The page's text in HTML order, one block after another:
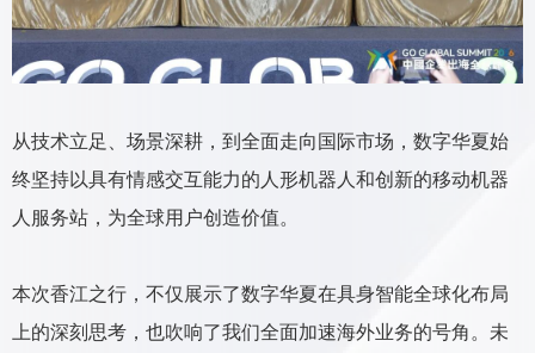
从技术立足、场景深耕，到全面走向国际市场，数字华夏始
终坚持以具有情感交互能力的人形机器人和创新的移动机器
人服务站，为全球用户创造价值。
本次香江之行，不仅展示了数字华夏在具身智能全球化布局
上的深刻思考，也吹响了我们全面加速海外业务的号角。未